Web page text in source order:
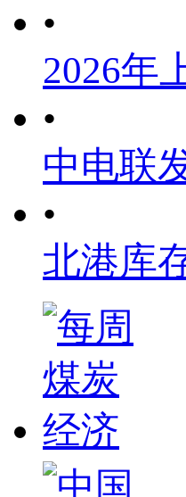
•
2026年
•
中电联
•
北港库